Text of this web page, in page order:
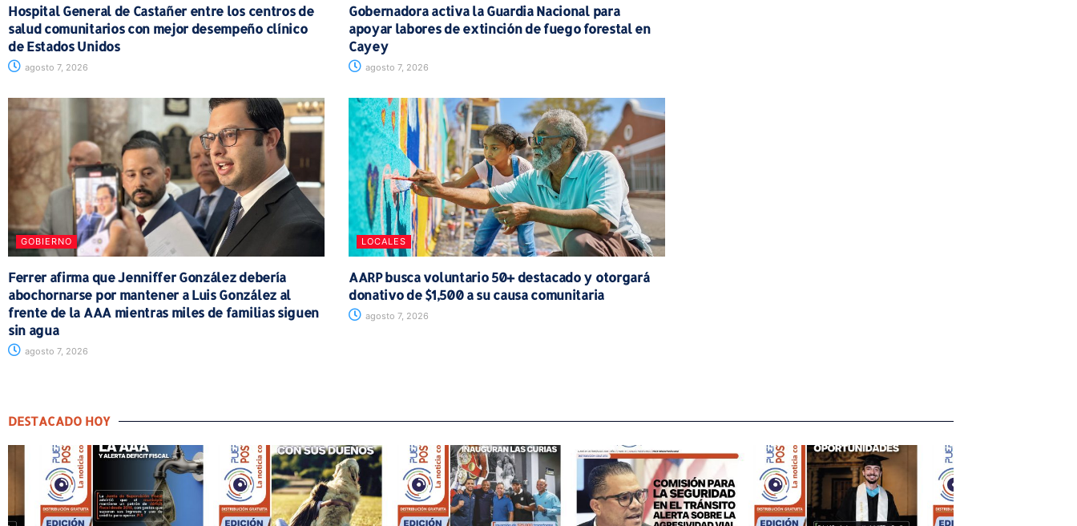
Hospital General de Castañer entre los centros de
salud comunitarios con mejor desempeño clínico
de Estados Unidos
agosto 7, 2026
Gobernadora activa la Guardia Nacional para
apoyar labores de extinción de fuego forestal en
Cayey
agosto 7, 2026
GOBIERNO
Ferrer afirma que Jenniffer González debería
abochornarse por mantener a Luis González al
frente de la AAA mientras miles de familias siguen
sin agua
agosto 7, 2026
LOCALES
AARP busca voluntario 50+ destacado y otorgará
donativo de $1,500 a su causa comunitaria
agosto 7, 2026
DESTACADO HOY